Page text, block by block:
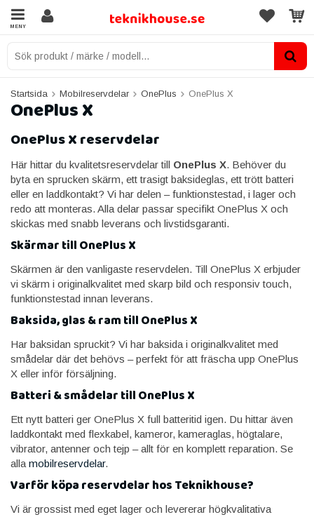
MENY
Startsida Mobilreservdelar OnePlus OnePlus X
OnePlus X
OnePlus X reservdelar
Här hittar du kvalitetsreservdelar till OnePlus X. Behöver du
byta en sprucken skärm, ett trasigt baksideglas, ett trött batteri
eller en laddkontakt? Vi har delen – funktionstestad, i lager och
redo att monteras. Alla delar passar specifikt OnePlus X och
skickas med snabb leverans och livstidsgaranti.
Skärmar till OnePlus X
Skärmen är den vanligaste reservdelen. Till OnePlus X erbjuder
vi skärm i originalkvalitet med skarp bild och responsiv touch,
funktionstestad innan leverans.
Baksida, glas & ram till OnePlus X
Har baksidan spruckit? Vi har baksida i originalkvalitet med
smådelar där det behövs – perfekt för att fräscha upp OnePlus
X eller inför försäljning.
Batteri & smådelar till OnePlus X
Ett nytt batteri ger OnePlus X full batteritid igen. Du hittar även
laddkontakt med flexkabel, kameror, kameraglas, högtalare,
vibrator, antenner och tejp – allt för en komplett reparation. Se
alla mobilreservdelar.
Varför köpa reservdelar hos Teknikhouse?
Vi är grossist med eget lager och levererar högkvalitativa